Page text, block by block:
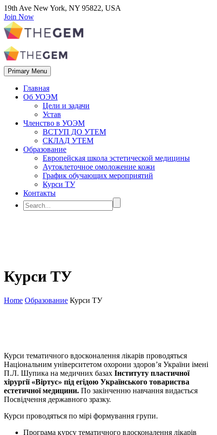
19th Ave New York, NY 95822, USA
Join Now
Primary Menu
Главная
Об УОЭМ
Цели и задачи
Устав
Членство в УОЭМ
ВСТУП ДО УТЕМ
СКЛАД УТЕМ
Образование
Европейская школа эстетической медицины
Аутоклеточное омоложение кожи
График обучающих мероприятий
Курси ТУ
Контакты
Курси ТУ
Home Образование Курси ТУ
Курси тематичного вдосконалення лікарів проводяться
Національним університетом охорони здоров’я України імені
П.Л. Шупика на медичних базах Інституту пластичної
хірургії «Віртус» під егідою Українського товариства
естетичної медицини. По закінченню навчання видається
Посвідчення державного зразку.
Курси проводяться по мірі формування групи.
Програма курсу тематичного вдосконалення лікарів